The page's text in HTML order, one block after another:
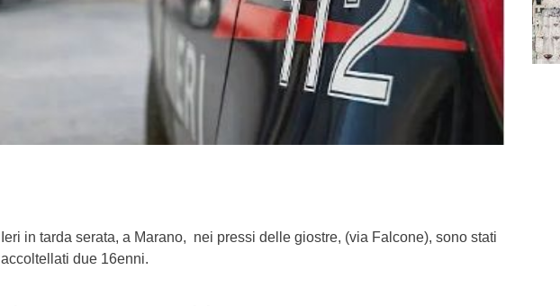
Ieri in tarda serata, a Marano, nei pressi delle giostre, (via Falcone), sono stati
accoltellati due 16enni.